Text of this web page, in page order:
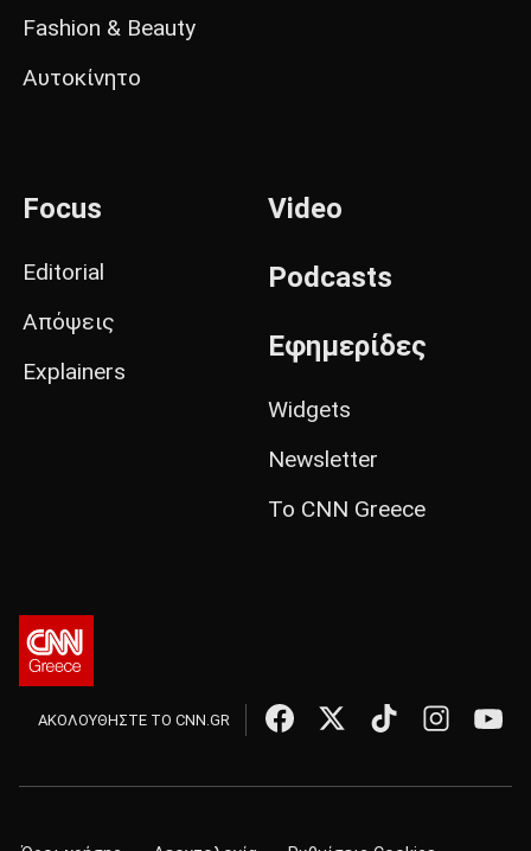
Fashion & Beauty
Αυτοκίνητο
Focus
Editorial
Απόψεις
Explainers
Video
Podcasts
Εφημερίδες
Widgets
Newsletter
Το CNN Greece
ΑΚΟΛΟΥΘΗΣΤΕ ΤΟ CNN.GR